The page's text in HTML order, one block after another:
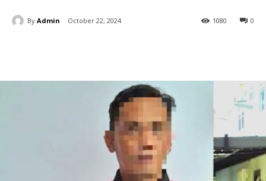
By Admin October 22, 2024 0
1080